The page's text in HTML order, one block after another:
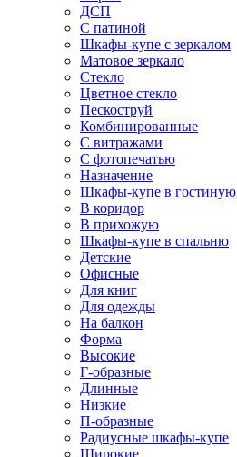
ДСП
С патиной
Шкафы-купе с зеркалом
Матовое зеркало
Стекло
Цветное стекло
Пескоструй
Комбинированные
С витражами
С фотопечатью
Назначение
Шкафы-купе в гостиную
В коридор
В прихожую
Шкафы-купе в спальню
Детские
Офисные
Для книг
Для одежды
На балкон
Форма
Высокие
Г-образные
Длинные
Низкие
П-образные
Радиусные шкафы-купе
Широкие